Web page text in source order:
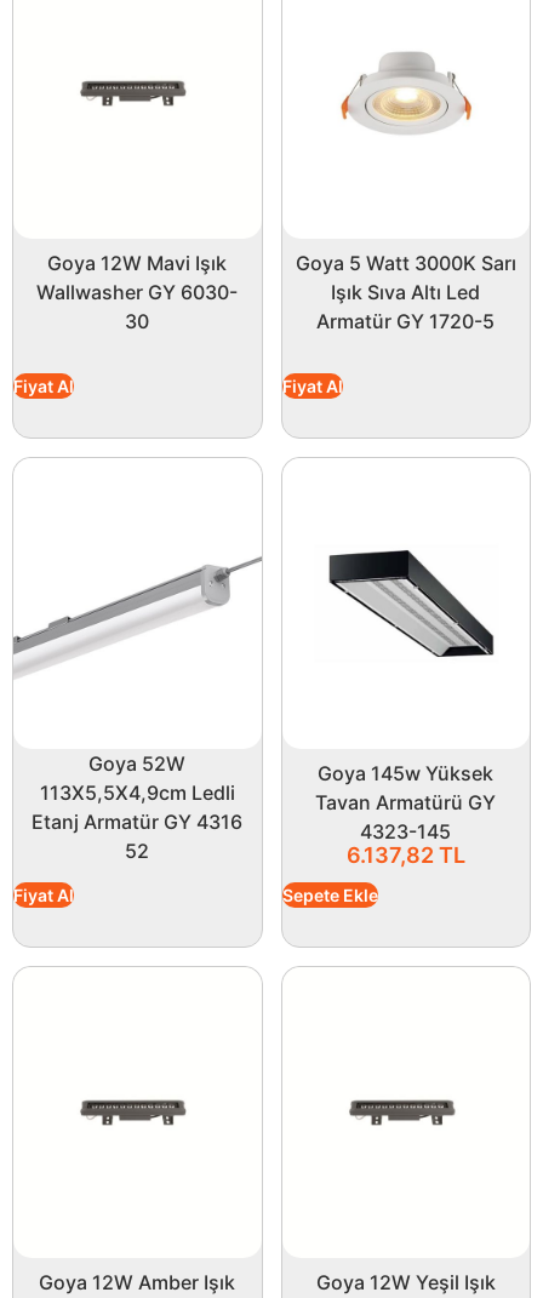
Goya 12W Mavi Işık
Wallwasher GY 6030-
30
Fiyat Al
Goya 5 Watt 3000K Sarı
Işık Sıva Altı Led
Armatür GY 1720-5
Fiyat Al
Goya 52W
113X5,5X4,9cm Ledli
Etanj Armatür GY 4316
52
Fiyat Al
Goya 145w Yüksek
Tavan Armatürü GY
4323-145
6.137,82TL
Sepete Ekle
Goya 12W Amber Işık
Goya 12W Yeşil Işık